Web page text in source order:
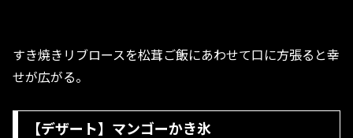
すき焼きリブロースを松茸ご飯にあわせて口に方張ると幸
せが広がる。
【デザート】マンゴーかき氷